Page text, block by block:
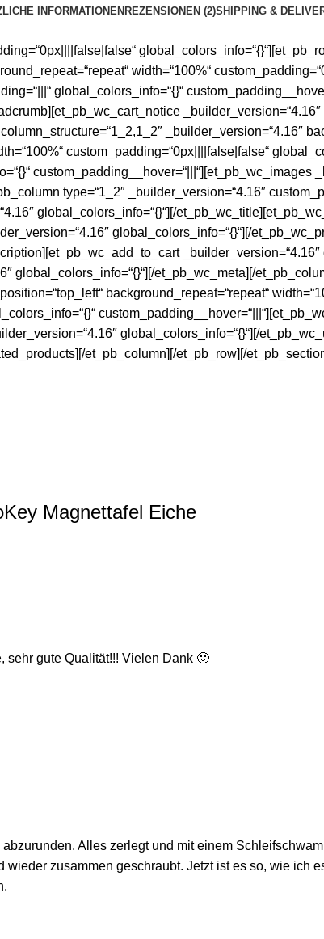
INFORMATIONEN REZENSIONEN (2)SHIPPING &
width=“100%“
global_colors_info=“{}“
_builder_version=“4.16″
_builder_version=“4.16″
custom_padding=“0px||||false|false“
custom_padding__hover=“|||“][et_pb_wc_images
type=“1_2″ _builder_version=“4.16″
global_colors_info=“{}“][/
global_colors_info=“{}“][/
_builder_version=“4.16″
global_colors_info=“{}“][/et_pb_wc_meta][/
background_repeat=“repeat“
global_colors_info=“{}“][/
et_pb_column][/et_pb_row][/
Magnettafel Eiche
gute Qualität!!! Vielen Dank 🙂
Alles zerlegt und mit einem
zusammen geschraubt. Jetzt ist es so, wie ich